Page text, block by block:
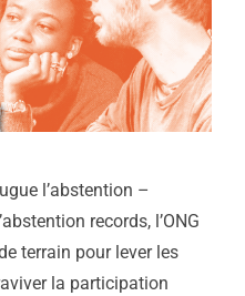
l’abstention –
records, l’ONG
terrain pour lever les
la participation